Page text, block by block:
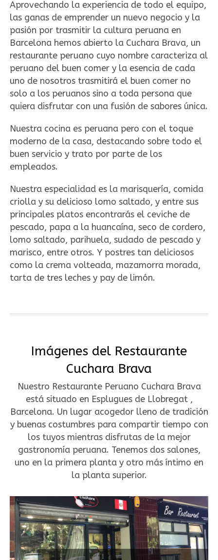
Aprovechando la experiencia de todo el equipo,
las ganas de emprender un nuevo negocio y la
pasión por trasmitir la cultura peruana en
Barcelona hemos abierto la Cuchara Brava, un
restaurante peruano cuyo nombre caracteriza al
peruano del buen comer y la esencia de cada
uno de nosotros trasmitirá el buen comer no
solo a los peruanos sino a toda persona que
quiera disfrutar con una fusión de sabores única.
Nuestra cocina es peruana pero con el toque
moderno de la casa, destacando sobre todo el
buen servicio y trato por parte de los
empleados.
Nuestra especialidad es la marisquería, comida
criolla y su delicioso lomo saltado, y entre sus
principales platos encontrarás el ceviche de
pescado, papa a la huancaína, seco de cordero,
lomo saltado, parihuela, sudado de pescado y
marisco, entre otros. Y postres tan deliciosos
como la crema volteada, mazamorra morada,
tarta de tres leches y pay de limón.
Imágenes del Restaurante
Cuchara Brava
Nuestro Restaurante Peruano Cuchara Brava
está situado en Esplugues de Llobregat ,
Barcelona. Un lugar acogedor lleno de tradición
y buenas costumbres para compartir tiempo con
los tuyos mientras disfrutas de la mejor
gastronomía peruana. Tenemos dos salones,
uno en la primera planta y otro más íntimo en
la planta superior.